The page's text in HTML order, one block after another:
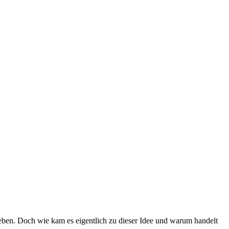
Doch wie kam es eigentlich zu dieser Idee und warum handelt